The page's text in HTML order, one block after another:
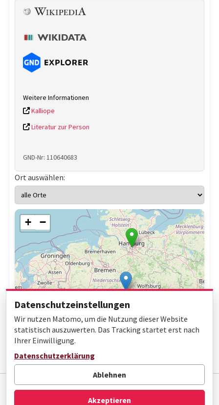
Weitere Informationen
Kalliope
Literatur zur Person
GND-Nr: 110640683
Ort auswählen:
+ −
Impressum Datenschutz
Barrierefreiheit
© Gottfried Wilhelm Leibniz Bibliothek
Datenschutzeinstellungen
Wir nutzen Matomo, um die Nutzung dieser Website
statistisch auszuwerten. Das Tracking startet erst nach
Ihrer Einwilligung.
Datenschutzerklärung
Ablehnen
Akzeptieren